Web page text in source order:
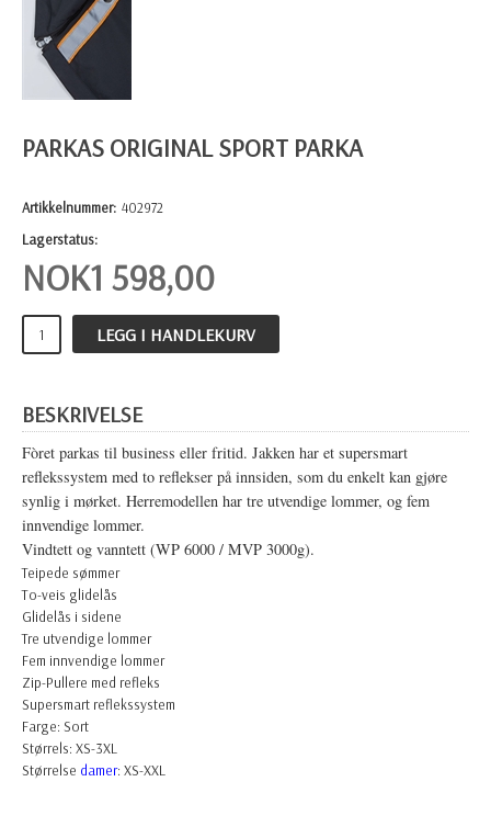
PARKAS ORIGINAL SPORT PARKA
Artikkelnummer: 402972
Lagerstatus:
NOK1 598,00
LEGG I HANDLEKURV
BESKRIVELSE
Fòret parkas til business eller fritid. Jakken har et supersmart
reflekssystem med to reflekser på innsiden, som du enkelt kan gjøre
synlig i mørket. Herremodellen har tre utvendige lommer, og fem
innvendige lommer.
Vindtett og vanntett (WP 6000 / MVP 3000g).
Teipede sømmer
To-veis glidelås
Glidelås i sidene
Tre utvendige lommer
Fem innvendige lommer
Zip-Pullere med refleks
Supersmart reflekssystem
Farge: Sort
Størrels: XS-3XL
Størrelse damer: XS-XXL